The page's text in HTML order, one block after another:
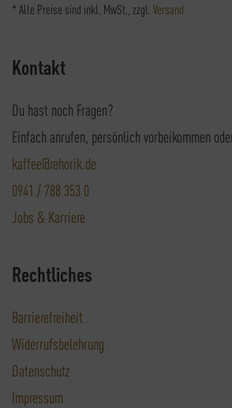
* Alle Preise sind inkl. MwSt., zzgl. Versand
Kontakt
Du hast noch Fragen?
Einfach anrufen, persönlich vorbeikommen
kaffee@rehorik.de
0941 / 788 353 0
Jobs & Karriere
Rechtliches
Barrierefreiheit
Widerrufsbelehrung
Datenschutz
Impressum